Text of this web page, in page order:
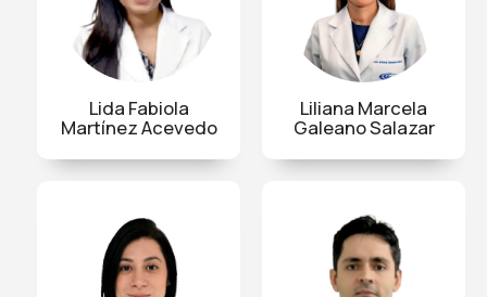
Lida Fabiola
Martínez Acevedo
Liliana Marcela
Galeano Salazar